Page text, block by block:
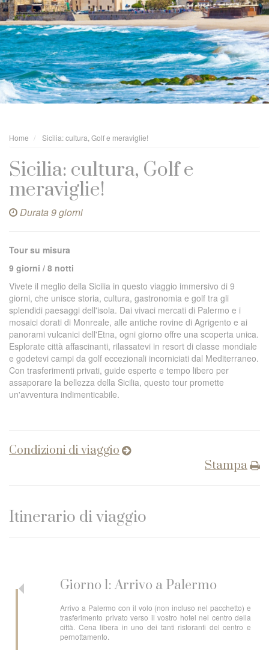
Home Sicilia: cultura, Golf e meraviglie!
Sicilia: cultura, Golf e
meraviglie!
Durata 9 giorni
Tour su misura
9 giorni / 8 notti
Vivete il meglio della Sicilia in questo viaggio immersivo di 9
giorni, che unisce storia, cultura, gastronomia e golf tra gli
splendidi paesaggi dell'isola. Dai vivaci mercati di Palermo e i
mosaici dorati di Monreale, alle antiche rovine di Agrigento e ai
panorami vulcanici dell'Etna, ogni giorno offre una scoperta unica.
Esplorate città affascinanti, rilassatevi in resort di classe mondiale
e godetevi campi da golf eccezionali incorniciati dal Mediterraneo.
Con trasferimenti privati, guide esperte e tempo libero per
assaporare la bellezza della Sicilia, questo tour promette
un'avventura indimenticabile.
Condizioni di viaggio
Stampa
Itinerario di viaggio
Giorno 1: Arrivo a Palermo
Arrivo a Palermo con il volo (non incluso nel pacchetto) e
trasferimento privato verso il vostro hotel nel centro della
città. Cena libera in uno dei tanti ristoranti del centro e
pernottamento.